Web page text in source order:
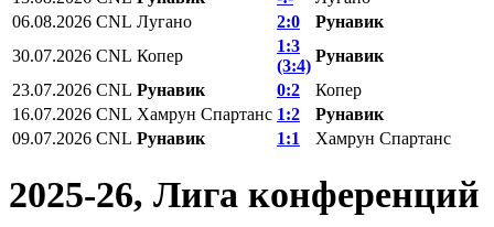
06.08.2026 CNL Лугано 2:0
Рунавик
30.07.2026 CNL Копер
1:3
(3:4)
Рунавик
23.07.2026 CNL Рунавик 0:2
Копер
16.07.2026 CNL Хамрун Спартанс 1:2
Рунавик
09.07.2026 CNL Рунавик 1:1 Хамрун Спартанс
2025-26, Лига конференций